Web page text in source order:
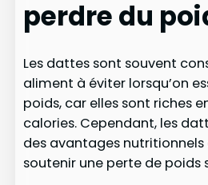
perdre du
Les dattes sont souvent
aliment à éviter lorsqu’on
poids, car elles sont riches
calories. Cependant, les
des avantages
soutenir une perte de poids